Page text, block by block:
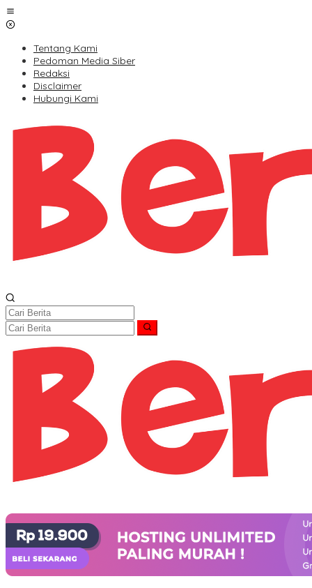
Lewati
ke
Tentang Kami
Pedoman Media Siber
Redaksi
Disclaimer
Hubungi Kami